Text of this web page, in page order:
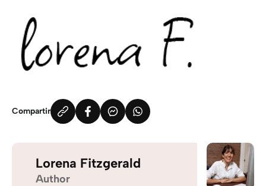
Compartir
Lorena Fitzgerald
Author